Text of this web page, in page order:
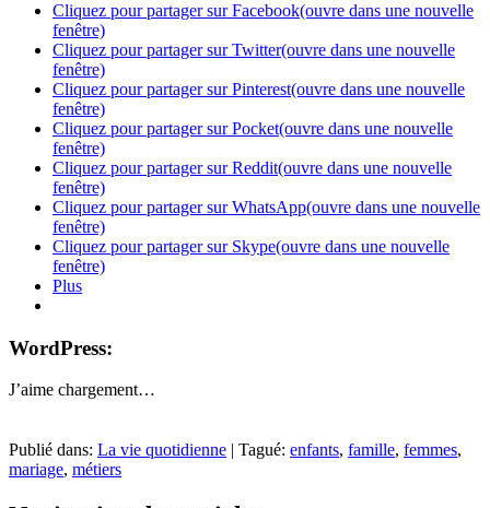
Cliquez pour partager sur Facebook(ouvre dans une nouvelle
fenêtre)
Cliquez pour partager sur Twitter(ouvre dans une nouvelle
fenêtre)
Cliquez pour partager sur Pinterest(ouvre dans une nouvelle
fenêtre)
Cliquez pour partager sur Pocket(ouvre dans une nouvelle
fenêtre)
Cliquez pour partager sur Reddit(ouvre dans une nouvelle
fenêtre)
Cliquez pour partager sur WhatsApp(ouvre dans une nouvelle
fenêtre)
Cliquez pour partager sur Skype(ouvre dans une nouvelle
fenêtre)
Plus
WordPress:
J’aime chargement…
Publié dans: La vie quotidienne Tagué: enfants, famille, femmes,
mariage, métiers